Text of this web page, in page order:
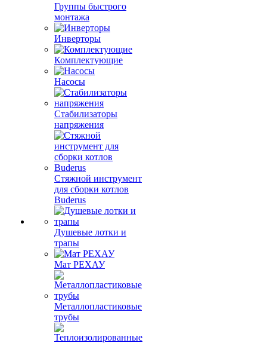
Группы быстрого
монтажа
Инверторы
Комплектующие
Насосы
Стабилизаторы
напряжения
Стяжной инструмент
для сборки котлов
Buderus
Душевые лотки и
трапы
Мат РЕХАУ
Металлопластиковые
трубы